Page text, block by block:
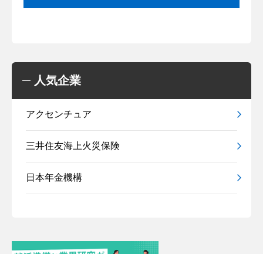
人気企業
アクセンチュア
三井住友海上火災保険
日本年金機構